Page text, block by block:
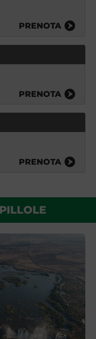
PRENOTA
PRENOTA
PRENOTA